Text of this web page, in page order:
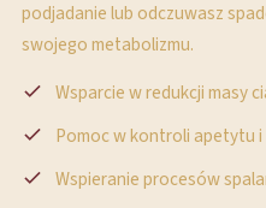
podjadanie lub odczuwasz
swojego metabolizmu.
Wsparcie w redukcji masy
Pomoc w kontroli apetytu
Wspieranie procesów